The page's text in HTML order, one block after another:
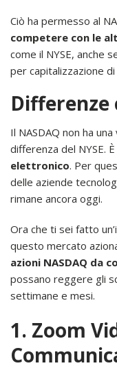
Ciò ha permesso al
competere con le
come il NYSE, anche
per capitalizzazione
Il NASDAQ non ha
differenza del NYSE. È
elettronico. Per
delle aziende
rimane ancora oggi.
Ora che ti sei fatto
questo mercato
azioni NASDAQ da
possano reggere gli
settimane e mesi.
1. Zoom